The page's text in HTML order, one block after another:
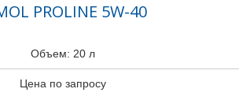
PROLINE 5W-40
Объем: 20 л
Цена по запросу